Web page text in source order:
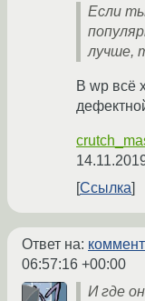
Если
лучше,
В wp всё
Ссылка
Ответ на:
06:57:16 +00:00
И где